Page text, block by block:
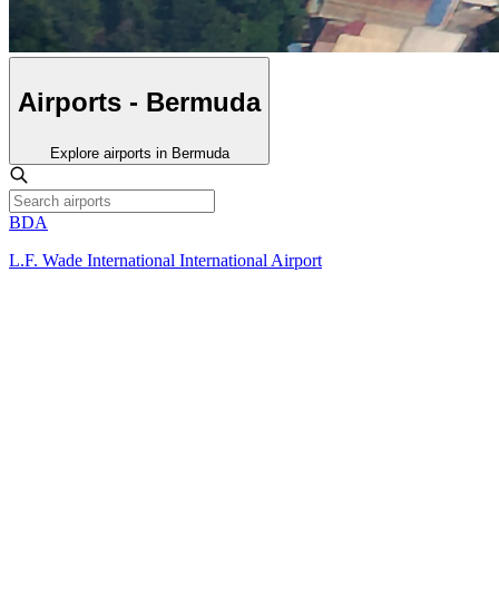
Airports - Bermuda
Explore airports in Bermuda
BDA
L.F. Wade International International Airport